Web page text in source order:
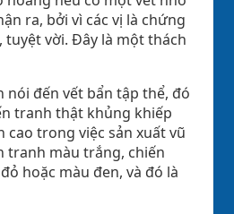
ra, bởi vì các vị là chứng
tuyệt vời. Đây là một thách
nói đến vết bẩn tập thể, đó
tranh thật khủng khiếp
cao trong việc sản xuất vũ
tranh màu trắng, chiến
hoặc màu đen, và đó là